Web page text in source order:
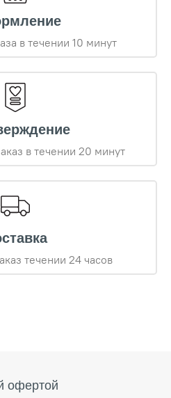
в течении 10 минут
в течении 20 минут
течении 24 часов
офертой